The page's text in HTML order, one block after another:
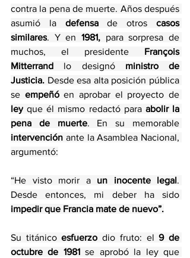
contra la pena de muerte. Años después
asumió la defensa de otros casos
similares. Y en 1981, para sorpresa de
muchos, el presidente François
Mitterrand lo designó ministro de
Justicia. Desde esa alta posición pública
se empeñó
ley que él mismo redactó para abolir la
pena de muerte. En su memorable
intervención ante la Asamblea Nacional,
argumentó:
“He visto morir a un inocente legal.
impedir que Francia mate de nuevo”.
Su titánico esfuerzo dio fruto: el 9 de
octubre de 1981